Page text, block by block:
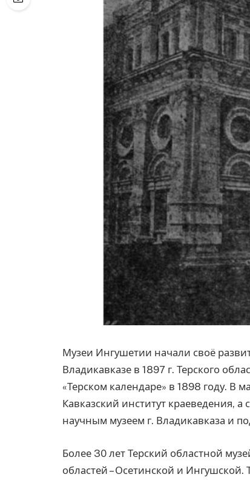
Музеи Ингушетии начали своё
Владикавказе в 1897 г. Терского
«Терском календаре» в 1898 году. В
Кавказский институт краеведения,
научным музеем г. Владикавказа и
Более 30 лет Терский областной
областей – Осетинской и